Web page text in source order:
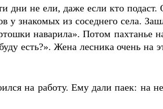
не ели, даже если кто
у знакомых из соседнего села.
наварила». Потом
есть?». Жена лесника очень
на работу. Ему дали паек: